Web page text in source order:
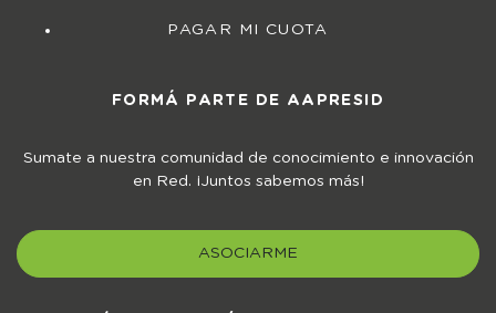
PAGAR MI CUOTA
FORMÁ PARTE DE AAPRESID
Sumate a nuestra comunidad de conocimiento e innovación
en Red. ¡Juntos sabemos más!
ASOCIARME